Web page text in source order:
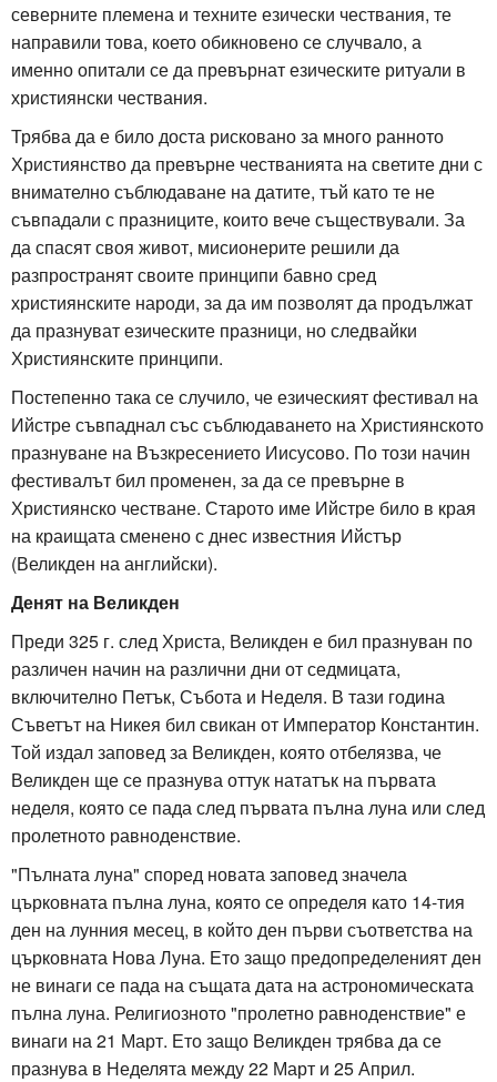
северните племена и техните езически чествания, те
направили това, което обикновено се случвало, а
именно опитали се да превърнат езическите ритуали в
християнски чествания.
Трябва да е било доста рисковано за много ранното
Християнство да превърне честванията на светите дни с
внимателно съблюдаване на датите, тъй като те не
съвпадали с празниците, които вече съществували. За
да спасят своя живот, мисионерите решили да
разпространят своите принципи бавно сред
християнските народи, за да им позволят да продължат
да празнуват езическите празници, но следвайки
Християнските принципи.
Постепенно така се случило, че езическият фестивал на
Ийстре съвпаднал със съблюдаването на Християнското
празнуване на Възкресението Иисусово. По този начин
фестивалът бил променен, за да се превърне в
Християнско честване. Старото име Ийстре било в края
на краищата сменено с днес известния Ийстър
(Великден на английски).
Денят на Великден
Преди 325 г. след Христа, Великден е бил празнуван по
различен начин на различни дни от седмицата,
включително Петък, Събота и Неделя. В тази година
Съветът на Никея бил свикан от Император Константин.
Той издал заповед за Великден, която отбелязва, че
Великден ще се празнува оттук нататък на първата
неделя, която се пада след първата пълна луна или след
пролетното равноденствие.
"Пълната луна" според новата заповед значела
църковната пълна луна, която се определя като 14-тия
ден на лунния месец, в който ден първи съответства на
църковната Нова Луна. Ето защо предопределеният ден
не винаги се пада на същата дата на астрономическата
пълна луна. Религиозното "пролетно равноденствие" е
винаги на 21 Март. Ето защо Великден трябва да се
празнува в Неделята между 22 Март и 25 Април.